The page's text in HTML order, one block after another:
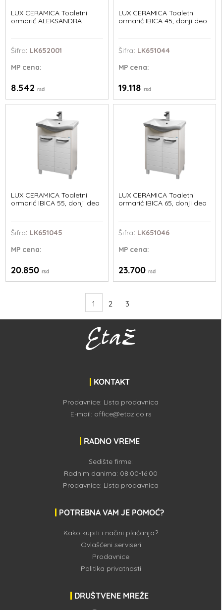
LUX CERAMICA Toaletni
ormarić ALEKSANDRA
Šifra: LK652001
MP cena:
8.542rsd
LUX CERAMICA Toaletni
ormarić IBICA 45, donji deo
Šifra: LK651044
MPcena:
19.118 rsd
LUX CERAMICA Toaletni
ormarić IBICA 55, donji deo
Šifra: LK651045
MP cena:
20.850rsd
LUX CERAMICA Toaletni
ormarić IBICA 65, donji deo
Šifra: LK651046
MPcena:
23.700 rsd
1 2 3
KONTAKT
Prodavnice: Lista prodavnica
E-mail: office@etaz.co.rs
RADNO VREME
Sedište firme:
Radnim danima: 08:00-16:00
Prodavnice: Lista prodavnica
POTREBNA VAM JE POMOĆ?
Kako kupiti i načini plaćanja?
Ovlašćeni serviseri
Prodavnice
Politika privatnosti
DRUŠTVENE MREŽE